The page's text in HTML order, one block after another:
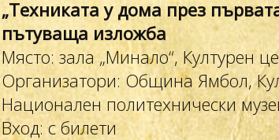
„Техниката у дома през
пътуваща изложба
Място: зала „Минало“, Културен
Организатори: Община Ямбол,
Национален политехнически
Вход: с билети